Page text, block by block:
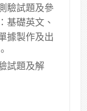
驗試題及參
基礎英文、
據製作及出
試題及解